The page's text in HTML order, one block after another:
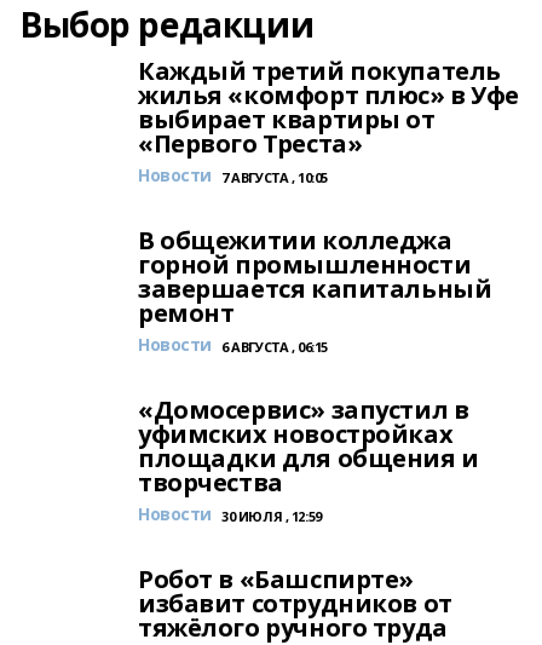
Выбор редакции
Каждый третий покупатель
жилья «комфорт плюс» в Уфе
выбирает квартиры от
«Первого Треста»
Новости 7 АВГУСТА , 10:05
В общежитии колледжа
горной промышленности
завершается капитальный
ремонт
Новости 6 АВГУСТА , 06:15
«Домосервис» запустил в
уфимских новостройках
площадки для общения и
творчества
Новости 30 ИЮЛЯ , 12:59
Робот в «Башспирте»
избавит сотрудников от
тяжёлого ручного труда